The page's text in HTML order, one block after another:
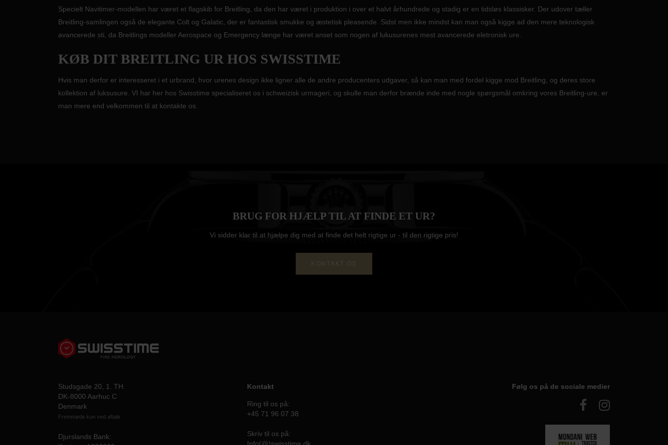
Specielt Navitimer-modellen har været et flagskib for Breitling, da den har været i produktion i over et halvt århundrede og stadig er en tidsløs klassisker. Der udover tæller
Breitling-samlingen også de elegante Colt og Galatic, der er fantastisk smukke og æstetisk pleasende. Sidst men ikke mindst kan man også kigge ad den mere teknologisk
avancerede sti, da Breitlings modeller Aerospace og Emergency længe har været anset som nogen af lukusurenes mest avancerede eletronisk ure.
KØB DIT BREITLING UR HOS SWISSTIME
Hvis man derfor er interesseret i et urbrand, hvor urenes design ikke ligner alle de andre producenters udgaver, så kan man med fordel kigge mod Breitling, og deres store
kollektion af luksusure. VI har her hos Swisstime specialiseret os i schweizisk urmageri, og skulle man derfor brænde inde med nogle spørgsmål omkring vores Breitling-ure, er
man mere end velkommen til at kontakte os.
BRUG FOR HJÆLP TIL AT FINDE ET UR?
Vi sidder klar til at hjælpe dig med at finde det helt rigtige ur - til den rigtige pris!
KONTAKT OS
Studsgade 20, 1. TH.
DK-8000 Aarhuc C
Denmark
Fremmøde kun ved aftale
Djurslands Bank:
Kontakt
Ring til os på:
+45 71 96 07 38
Skriv til os på:
Følg os på de sociale medier